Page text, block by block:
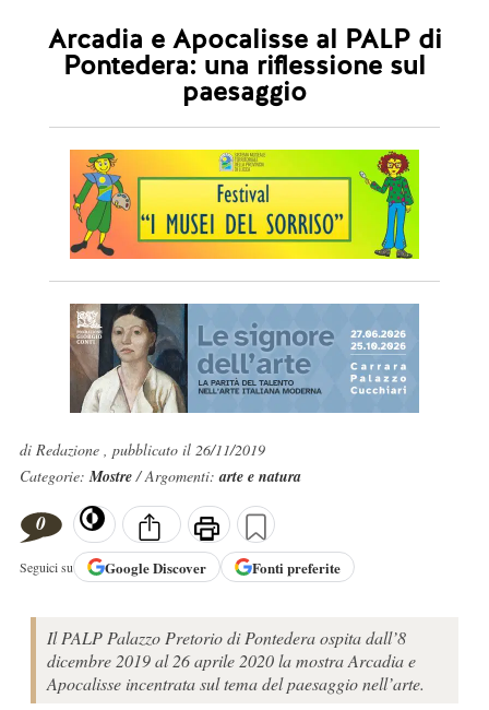
Arcadia e Apocalisse al PALP di
Pontedera: una riflessione sul
paesaggio
di Redazione , pubblicato il 26/11/2019
Categorie:Mostre/ Argomenti:arte e natura
0
Seguici su GoogleDiscover Fonti preferite
Il PALP Palazzo Pretorio di Pontedera ospita dall’8
dicembre 2019 al 26 aprile 2020 la mostra Arcadia e
Apocalisse incentrata sul tema del paesaggio nell’arte.